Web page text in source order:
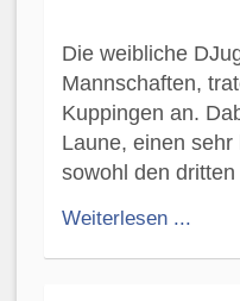
Die weibliche
Mannschaften,
Kuppingen an.
Laune, einen
sowohl den
Weiterlesen ...